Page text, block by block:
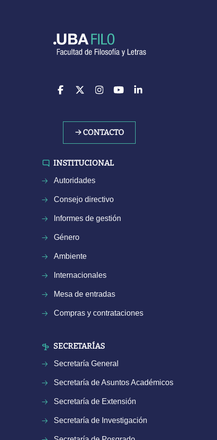
→ CONTACTO
INSTITUCIONAL
Autoridades
Consejo directivo
Informes de gestión
Género
Ambiente
Internacionales
Mesa de entradas
Compras y contrataciones
SECRETARÍAS
Secretaría General
Secretaría de Asuntos Académicos
Secretaría de Extensión
Secretaría de Investigación